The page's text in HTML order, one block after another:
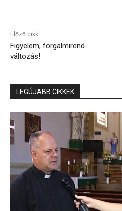
Előző cikk
Figyelem, forgalmirend-
változás!
LEGÚJABB CIKKEK